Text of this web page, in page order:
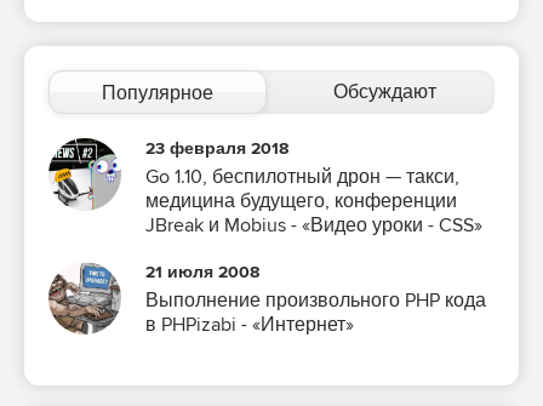
Популярное Обсуждают
23 февраля 2018
Go 1.10, беспилотный дрон — такси,
медицина будущего, конференции
JBreak и Mobius - «Видео уроки - CSS»
21 июля 2008
Выполнение произвольного PHP кода
в PHPizabi - «Интернет»